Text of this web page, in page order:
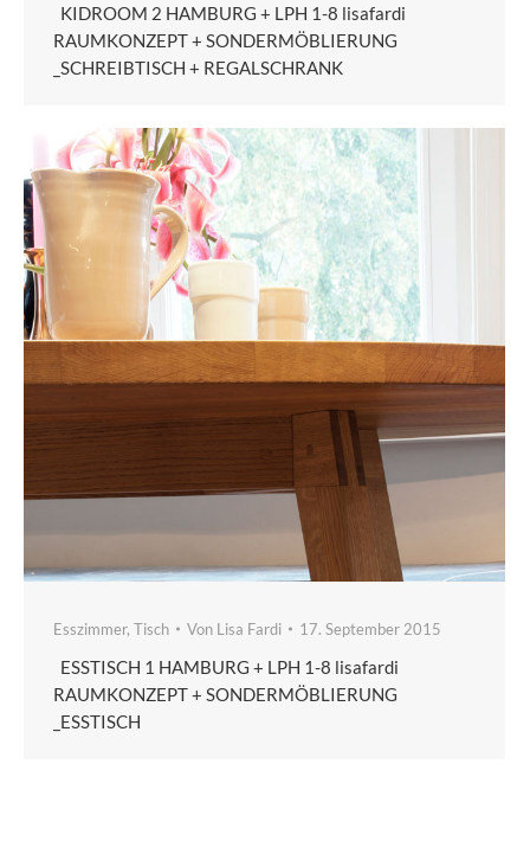
KIDROOM 2 HAMBURG + LPH 1-8 lisafardi
RAUMKONZEPT + SONDERMÖBLIERUNG
_SCHREIBTISCH + REGALSCHRANK
Esszimmer, Tisch Von Lisa Fardi 17. September 2015
ESSTISCH 1 HAMBURG + LPH 1-8 lisafardi
RAUMKONZEPT + SONDERMÖBLIERUNG
_ESSTISCH